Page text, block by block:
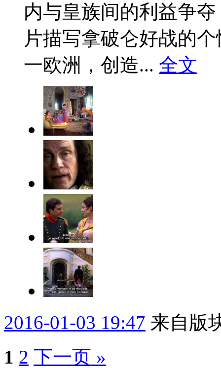
内与皇族间的利益争
片描写拿破仑好战的
一欧洲，创造... 全文
2016-01-03 19:47 来自版
1 2 下一页 »